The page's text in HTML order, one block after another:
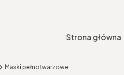
Strona główna
Maski pełnotwarzowe